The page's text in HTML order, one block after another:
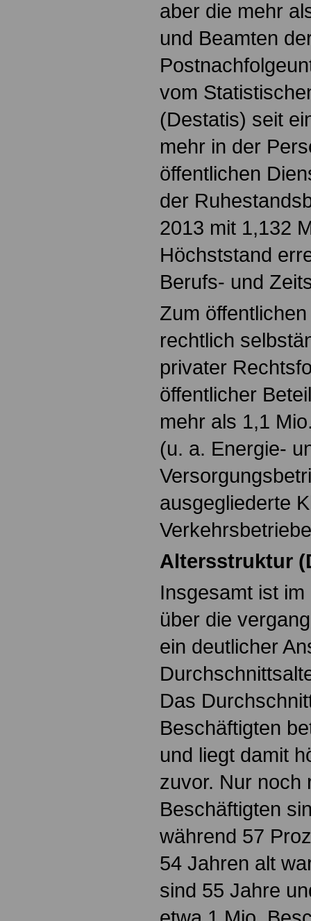
aber die mehr
und Beamten
vom
(Destatis) seit
mehr in der
öffentlichen
der
2013 mit 1,132
Höchststand
Berufs- und
Zum
rechtlich
privater
öffentlicher
mehr als 1,1
(u. a. Energie-
ausgegliederte
Altersstruktur
Insgesamt ist
über die
ein deutlicher
Das
Beschäftigten
und liegt damit
zuvor. Nur noch
Beschäftigten
während 57
54 Jahren alt
sind 55 Jahre